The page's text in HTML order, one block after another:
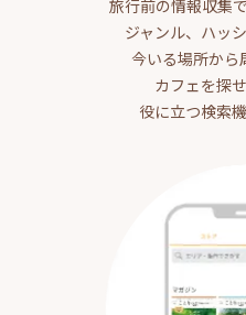
旅行前の情報収集
ジャンル、ハッ
今いる場所から
カフェを探
役に立つ検索